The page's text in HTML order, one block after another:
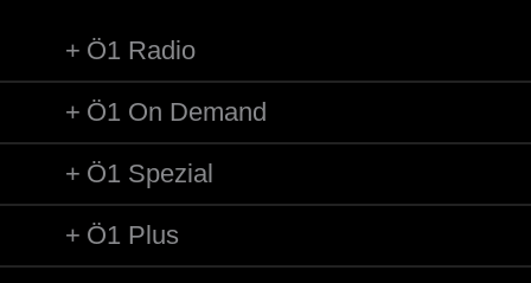
Ö1 Radio
Ö1 On Demand
Ö1 Spezial
Ö1 Plus